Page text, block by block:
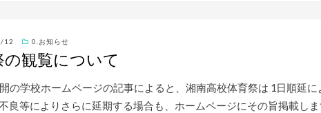
12 0.お知らせ
の観覧について
の学校ホームページの記事によると、湘南高校体育祭は 1日順延に
良等によりさらに延期する場合も、ホームページにその旨掲載し